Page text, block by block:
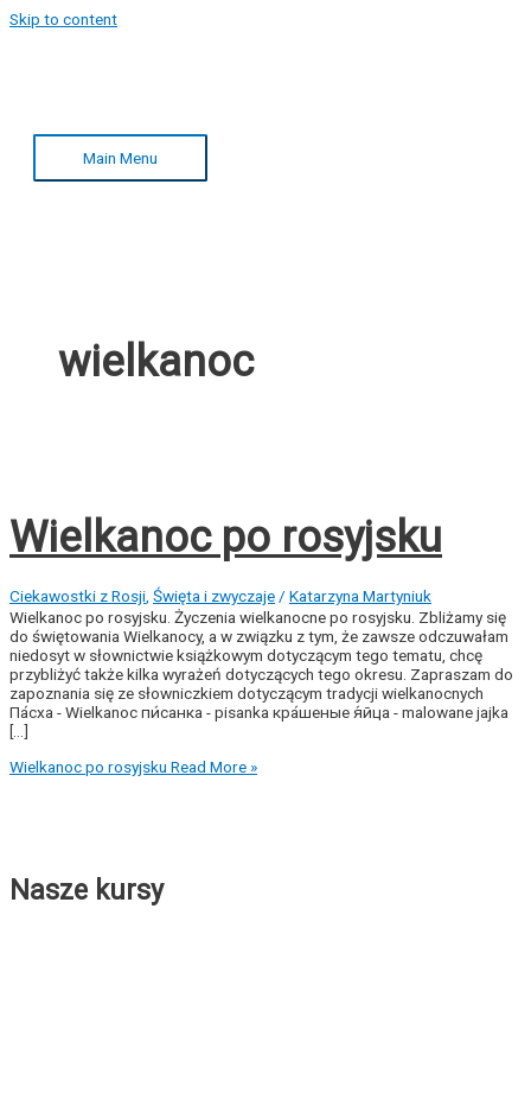
Skip to content
Main Menu
wielkanoc
Wielkanoc po rosyjsku
Ciekawostki z Rosji, Święta i zwyczaje/ Katarzyna Martyniuk
Wielkanoc po rosyjsku. Życzenia wielkanocne po rosyjsku. Zbliżamy się
do świętowania Wielkanocy, a w związku z tym, że zawsze odczuwałam
niedosyt w słownictwie książkowym dotyczącym tego tematu, chcę
przybliżyć także kilka wyrażeń dotyczących tego okresu. Zapraszam do
zapoznania się ze słowniczkiem dotyczącym tradycji wielkanocnych
Па́сха - Wielkanoc пи́санка - pisanka кра́шеные я́йца - malowane jajka
[...]
Wielkanoc po rosyjsku Read More »
Nasze kursy